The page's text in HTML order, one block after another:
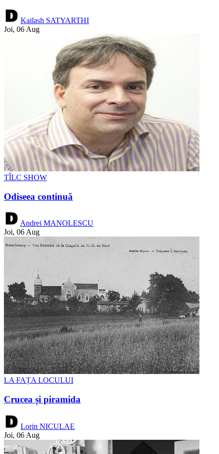
Kailash SATYARTHI
Joi, 06 Aug
TÎLC SHOW
Odiseea continuă
Andrei MANOLESCU
Joi, 06 Aug
LA FAȚA LOCULUI
Crucea și piramida
Lorin NICULAE
Joi, 06 Aug